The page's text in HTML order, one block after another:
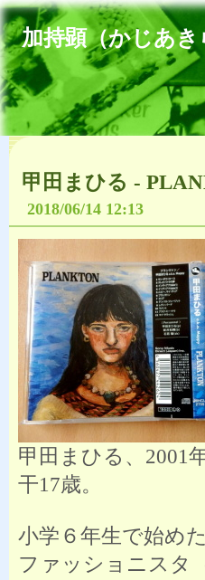
加持顕（かじあ
甲田まひる -
2018/06/14 12:13
甲田まひる、2001
干17歳。
小学６年生で始め
ファッショニスタ